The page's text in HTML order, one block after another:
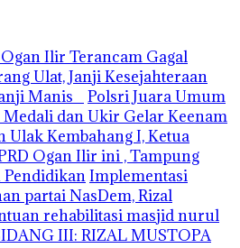
Ilir Terancam Gagal
Ulat, Janji Kesejahteraan
Manis
Polsri Juara Umum
Medali dan Ukir Gelar Keenam
Ulak Kembahang I, Ketua
Ogan Ilir ini , Tampung
PendidikanImplementasi
partai NasDem, Rizal
rehabilitasi masjid nurul
III: RIZAL MUSTOPA